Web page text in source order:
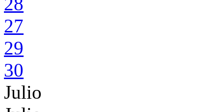
27
29
30
Julio